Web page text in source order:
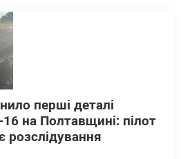
перші деталі
на Полтавщині: пілот
розслідування